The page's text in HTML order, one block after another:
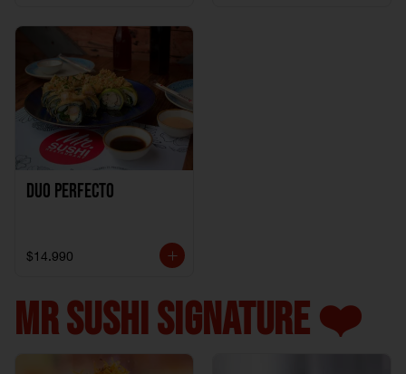
Duo perfecto
$14.990
MR SUSHI SIGNATURE ❤️